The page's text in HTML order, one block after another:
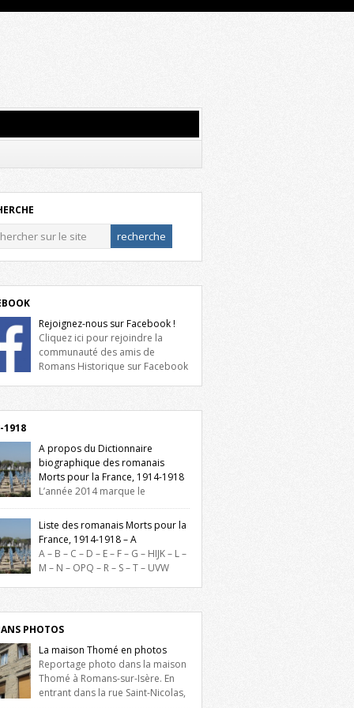
Rejoignez-nous sur Facebook !
Cliquez ici pour rejoindre la
communauté des amis de
Romans Historique sur Facebook
1918
A propos du Dictionnaire
biographique des romanais
Morts pour la France, 1914-1918
L’année 2014 marque le
du début de la Première Guerre
et ce dictionnaire biographique veut
hommage aux romanais Morts pour la
durant ce conflit. La base de cette
historique est constituée des noms
sur les plaques commémoratives de
de Ville, du lycée du Dauphiné et du
Liste des romanais Morts pour la
France, 1914-1918 – A
A – B – C – D – E – F – G – HIJK – L –
M – N – OPQ – R – S – T – UVW
lettre. Liste des romanais […]
PHOTOS
La maison Thomé en photos
Reportage photo dans la maison
Thomé à Romans-sur-Isère. En
entrant dans la rue Saint-Nicolas,